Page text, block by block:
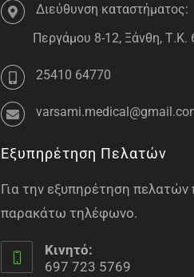
Διεύθυνση καταστήματος:
Περγάμου 8-12, Ξάνθη, Τ.Κ.
25410 64770
Εξυπηρέτηση Πελατών
Για την εξυπηρέτηση
παρακάτω τηλέφωνο.
Κινητό:
697 723 5769